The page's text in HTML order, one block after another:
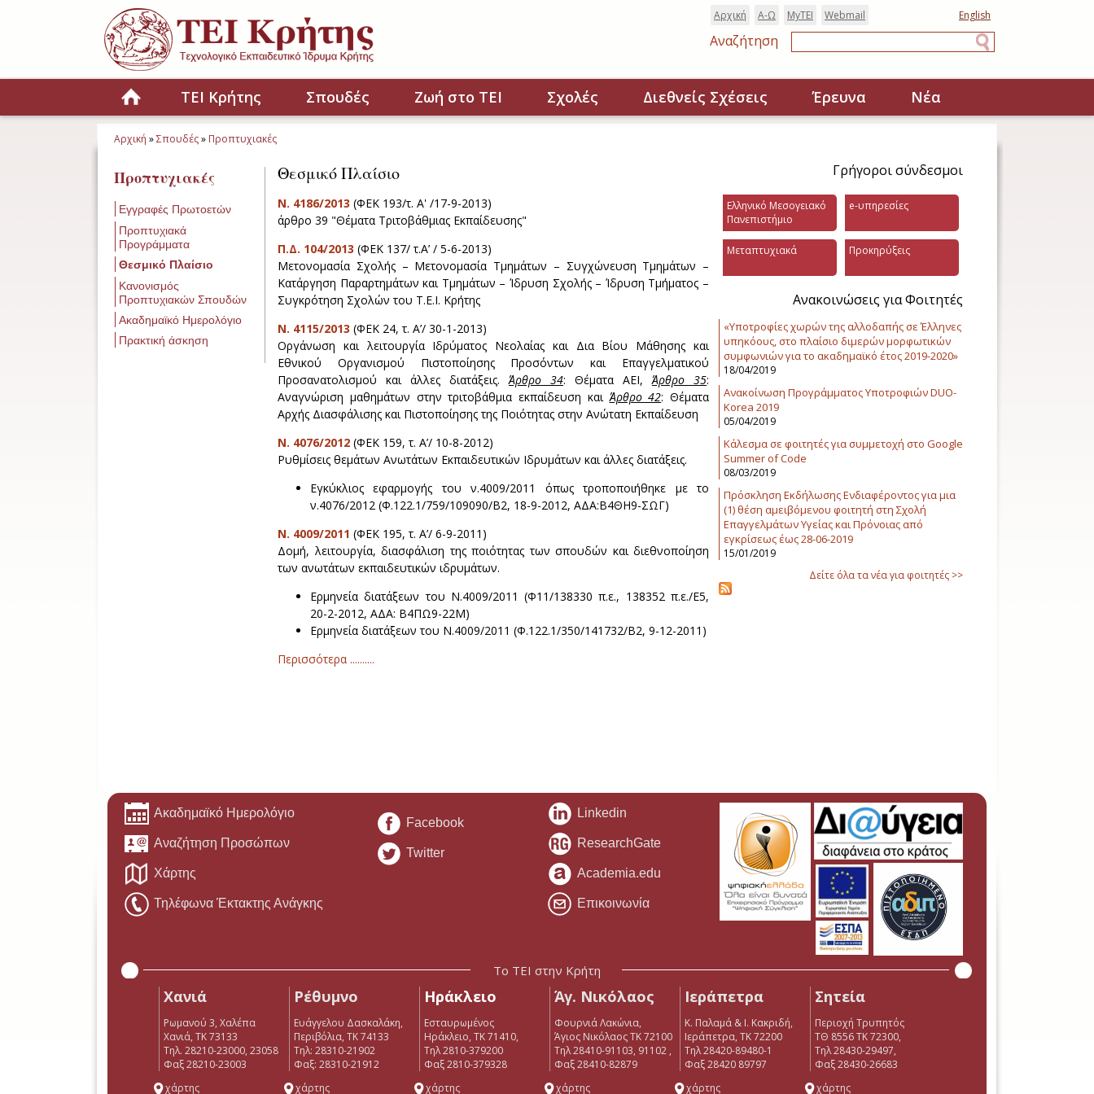
Παράκαμψη προς το κυρίως περιεχόμενο
English
Webmail
MyTEI
Α-Ω
Αρχική
Αναζήτηση
HomeΤΕΙ Κρήτης Σπουδές Ζωή στο ΤΕΙ Σχολές Διεθνείς Σχέσεις Έρευνα Νέα
Αρχική »Σπουδές» Προπτυχιακές
Προπτυχιακές
Εγγραφές Πρωτοετών
Προπτυχιακά
Προγράμματα
Θεσμικό Πλαίσιο
Κανονισμός
Προπτυχιακών Σπουδών
Ακαδημαϊκό Ημερολόγιο
Πρακτική άσκηση
Θεσμικό Πλαίσιο
Ν. 4186/2013 (ΦΕΚ 193/τ. Α' /17-9-2013)
άρθρο 39 "Θέματα Τριτοβάθμιας Εκπαίδευσης"
Π.Δ. 104/2013 (ΦΕΚ 137/ τ.Α’ / 5-6-2013)
Μετονομασία Σχολής – Μετονομασία Τμημάτων – Συγχώνευση Τμημάτων –
Κατάργηση Παραρτημάτων και Τμημάτων – Ίδρυση Σχολής – Ίδρυση Τμήματος –
Συγκρότηση Σχολών του Τ.Ε.Ι. Κρήτης
N. 4115/2013 (ΦΕΚ 24, τ. Α’/ 30-1-2013)
Οργάνωση και λειτουργία Ιδρύματος Νεολαίας και Δια Βίου Μάθησης και
Εθνικού Οργανισμού Πιστοποίησης Προσόντων και Επαγγελματικού
Προσανατολισμού και άλλες διατάξεις.Άρθρο 34: Θέματα ΑΕΙ,Άρθρο 35:
Αναγνώριση μαθημάτων στην τριτοβάθμια εκπαίδευση καιΆρθρο 42: Θέματα
Αρχής Διασφάλισης και Πιστοποίησης της Ποιότητας στην Ανώτατη Εκπαίδευση
N. 4076/2012 (ΦΕΚ 159, τ. Α’/ 10-8-2012)
Ρυθμίσεις θεμάτων Ανωτάτων Εκπαιδευτικών Ιδρυμάτων και άλλες διατάξεις.
Εγκύκλιος εφαρμογής του ν.4009/2011 όπως τροποποιήθηκε με το
ν.4076/2012 (Φ.122.1/759/109090/Β2, 18-9-2012, ΑΔΑ:Β4ΘΗ9-ΣΩΓ)
N. 4009/2011 (ΦΕΚ 195, τ. Α’/ 6-9-2011)
Δομή, λειτουργία, διασφάλιση της ποιότητας των σπουδών και διεθνοποίηση
των ανωτάτων εκπαιδευτικών ιδρυμάτων.
Ερμηνεία διατάξεων του Ν.4009/2011 (Φ11/138330 π.ε., 138352 π.ε./Ε5,
20-2-2012, ΑΔΑ: Β4ΠΩ9-22Μ)
Ερμηνεία διατάξεων του Ν.4009/2011 (Φ.122.1/350/141732/Β2, 9-12-2011)
Περισσότερα ..........
Γρήγοροι σύνδεσμοι
Ελληνικό Μεσογειακό
Πανεπιστήμιο
e-υπηρεσίες
Μεταπτυχιακά Προκηρύξεις
Ανακοινώσεις για Φοιτητές
«Υποτροφίες χωρών της αλλοδαπής σε Έλληνες
υπηκόους, στο πλαίσιο διμερών μορφωτικών
συμφωνιών για το ακαδημαϊκό έτος 2019-2020»
18/04/2019
Ανακοίνωση Προγράμματος Υποτροφιών DUO-
Korea 2019
05/04/2019
Κάλεσμα σε φοιτητές για συμμετοχή στο Google
Summer of Code
08/03/2019
Πρόσκληση Εκδήλωσης Ενδιαφέροντος για μια
(1) θέση αμειβόμενου φοιτητή στη Σχολή
Επαγγελμάτων Υγείας και Πρόνοιας από
εγκρίσεως έως 28-06-2019
15/01/2019
Δείτε όλα τα νέα για φοιτητές >>
Ακαδημαϊκό Ημερολόγιο
Αναζήτηση Προσώπων
Χάρτης
Τηλέφωνα Έκτακτης Ανάγκης
Facebook
Twitter
Linkedin
ResearchGate
Academia.edu
Επικοινωνία
Το ΤΕΙ στην Κρήτη
Χανιά
Ρωμανού 3, Χαλέπα
Χανιά, ΤΚ 73133
Τηλ. 28210-23000, 23058
Φαξ 28210-23003
χάρτης
Ρέθυμνο
Ευάγγελου Δασκαλάκη,
Περιβόλια, ΤΚ 74133
Tηλ: 28310-21902
Φαξ: 28310-21912
χάρτης
Ηράκλειο
Εσταυρωμένος
Ηράκλειο, ΤΚ 71410,
Τηλ 2810-379200
Φαξ 2810-379328
χάρτης
Άγ. Νικόλαος
Φουρνιά Λακώνια,
Άγιος Νικόλαος ΤΚ 72100
Τηλ 28410-91103, 91102 ,
Φαξ 28410-82879
χάρτης
Ιεράπετρα
Κ. Παλαμά & Ι. Κακριδή,
Ιεράπετρα, ΤΚ 72200
Tηλ 28420-89480-1
Φαξ 28420 89797
χάρτης
Σητεία
Περιοχή Τρυπητός
ΤΘ 8556 ΤΚ 72300,
Τηλ 28430-29497,
Φαξ 28430-26683
χάρτης